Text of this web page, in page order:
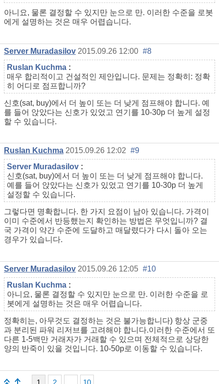
아니요, 물론 결정할 수 있지만 눈으로 만. 이러한 수준을 로봇
에게 설명하는 것은 매우 어렵습니다.
Server Muradasilov 2015.09.26 12:00 #8
Ruslan Kuchma :
매우 합리적이고 건설적인 제안입니다. 문제는 정확히: 정확
히 어디로 점프합니까?
신호(sat, buy)에서 더 높이 또는 더 낮게 점프해야 합니다. 예
를 들어 앉았다는 신호가 있었고 연기를 10-30p 더 높게 설정
할 수 있습니다.
Ruslan Kuchma 2015.09.26 12:02 #9
Server Muradasilov :
신호(sat, buy)에서 더 높이 또는 더 낮게 점프해야 합니다.
예를 들어 앉았다는 신호가 있었고 연기를 10-30p 더 높게
설정할 수 있습니다.
그렇다면 명확합니다. 한 가지 요점이 남아 있습니다. 가격이
이미 수준에서 반등했는지 확인하는 방법은 무엇입니까? 결
국 가격이 약간 수준에 도달하고 매달렸다가 다시 돌아 오는
경우가 있습니다.
Server Muradasilov 2015.09.26 12:05 #10
Ruslan Kuchma :
아니요, 물론 결정할 수 있지만 눈으로 만. 이러한 수준을 로
봇에게 설명하는 것은 매우 어렵습니다.
정확히는, 아무것도 결정하는 것은 불가능합니다) 항상 군중
과 분리된 파워 리저브를 고려해야 합니다.이러한 수준에서 또
다른 1-5백만 거래자가 거래할 수 있으며 전체적으로 상당한
양의 반죽이 있을 것입니다. 10-50p로 이동할 수 있습니다.
1 2 10